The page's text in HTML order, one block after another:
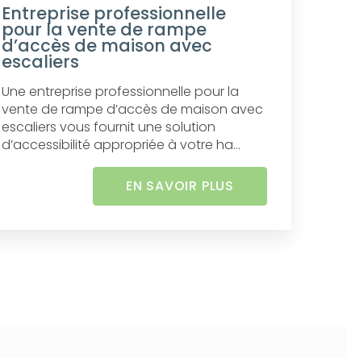
Entreprise professionnelle
pour la vente de rampe
d’accès de maison avec
escaliers
Une entreprise professionnelle pour la
vente de rampe d’accès de maison avec
escaliers vous fournit une solution
d’accessibilité appropriée à votre ha...
EN SAVOIR PLUS